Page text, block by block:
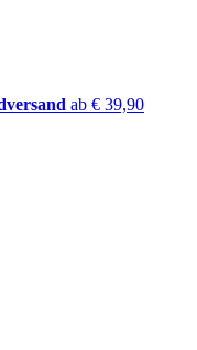
ab € 39,90